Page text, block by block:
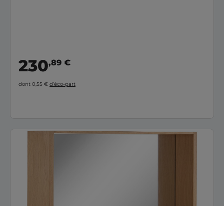
230,89 €
dont 0,55 € d’éco-part